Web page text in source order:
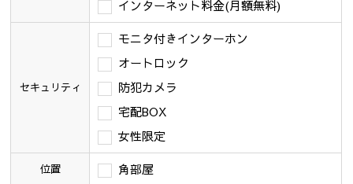
インターネット料金(月額無料)
セキュリティ
モニタ付きインターホン
オートロック
防犯カメラ
宅配BOX
女性限定
位置 角部屋